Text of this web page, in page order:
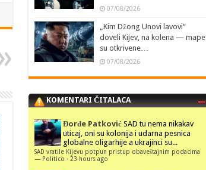
07/08/2026
„Kim Džong Unovi lavovi“
doveli Kijev, na kolena — mape
su otkrivene…
07/08/2026
KOMENTARI ČITALACA
Đorđe Patković SAD tu nema nikakav
uticaj, oni su kolonija i udarna pesnica
globalne oligarhije a ukrajinci su...
SAD vratile Kijevu potpun pristup obaveštajnim podacima
— Politico · 23 hours ago